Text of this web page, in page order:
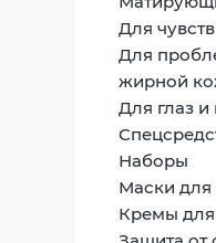
Для
Для
жирной
Для глаз и
Наборы
Маски для
Кремы